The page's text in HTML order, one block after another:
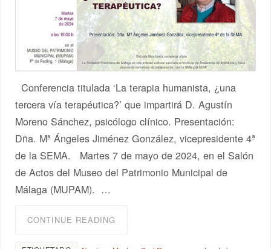
Conferencia titulada ‘La terapia humanista, ¿una
tercera vía terapéutica?’ que impartirá D. Agustín
Moreno Sánchez, psicólogo clínico. Presentación:
Dña. Mª Ángeles Jiménez González, vicepresidente 4ª
de la SEMA. Martes 7 de mayo de 2024, en el Salón
de Actos del Museo del Patrimonio Municipal de
Málaga (MUPAM). …
CONTINUE READING